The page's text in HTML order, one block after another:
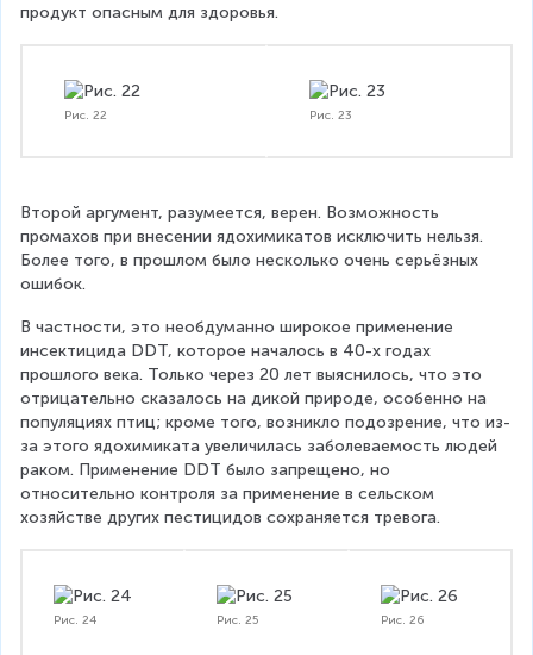
продукт опасным для здоровья.
Рис. 22 Рис. 23
Второй аргумент, разумеется, верен. Возможность
промахов при внесении ядохимикатов исключить нельзя.
Более того, в прошлом было несколько очень серьёзных
ошибок.
В частности, это необдуманно широкое применение
инсектицида DDT, которое началось в 40-х годах
прошлого века. Только через 20 лет выяснилось, что это
отрицательно сказалось на дикой природе, особенно на
популяциях птиц; кроме того, возникло подозрение, что из-
за этого ядохимиката увеличилась заболеваемость людей
раком. Применение DDT было запрещено, но
относительно контроля за применение в сельском
хозяйстве других пестицидов сохраняется тревога.
Рис. 24 Рис. 25 Рис. 26